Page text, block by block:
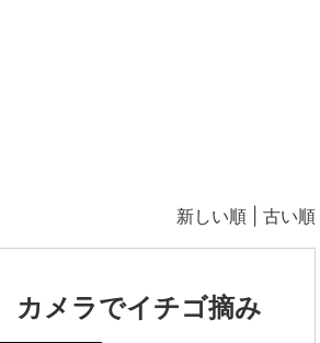
新しい順 | 古い順
メラでイチゴ摘み